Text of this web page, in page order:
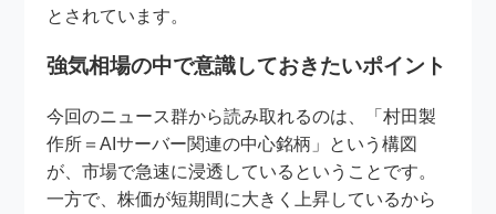
とされています。
強気相場の中で意識しておきたいポイント
今回のニュース群から読み取れるのは、「村田製
作所＝AIサーバー関連の中心銘柄」という構図
が、市場で急速に浸透しているということです。
一方で、株価が短期間に大きく上昇しているから